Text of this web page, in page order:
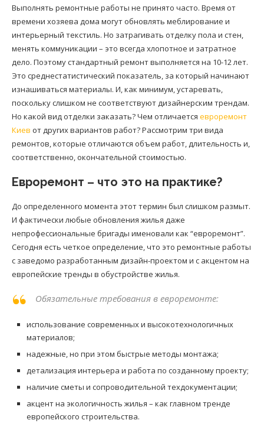
Выполнять ремонтные работы не принято часто. Время от
времени хозяева дома могут обновлять меблирование и
интерьерный текстиль. Но затрагивать отделку пола и стен,
менять коммуникации – это всегда хлопотное и затратное
дело. Поэтому стандартный ремонт выполняется на 10-12 лет.
Это среднестатистический показатель, за который начинают
изнашиваться материалы. И, как минимум, устаревать,
поскольку слишком не соответствуют дизайнерским трендам.
Но какой вид отделки заказать? Чем отличается евроремонт
Киев от других вариантов работ? Рассмотрим три вида
ремонтов, которые отличаются объем работ, длительность и,
соответственно, окончательной стоимостью.
Евроремонт – что это на практике?
До определенного момента этот термин был слишком размыт.
И фактически любые обновления жилья даже
непрофессиональные бригады именовали как “евроремонт”.
Сегодня есть четкое определение, что это ремонтные работы
с заведомо разработанным дизайн-проектом и с акцентом на
европейские тренды в обустройстве жилья.
Обязательные требования в евроремонте:
использование современных и высокотехнологичных
материалов;
надежные, но при этом быстрые методы монтажа;
детализация интерьера и работа по созданному проекту;
наличие сметы и сопроводительной техдокументации;
акцент на экологичность жилья – как главном тренде
европейского строительства.